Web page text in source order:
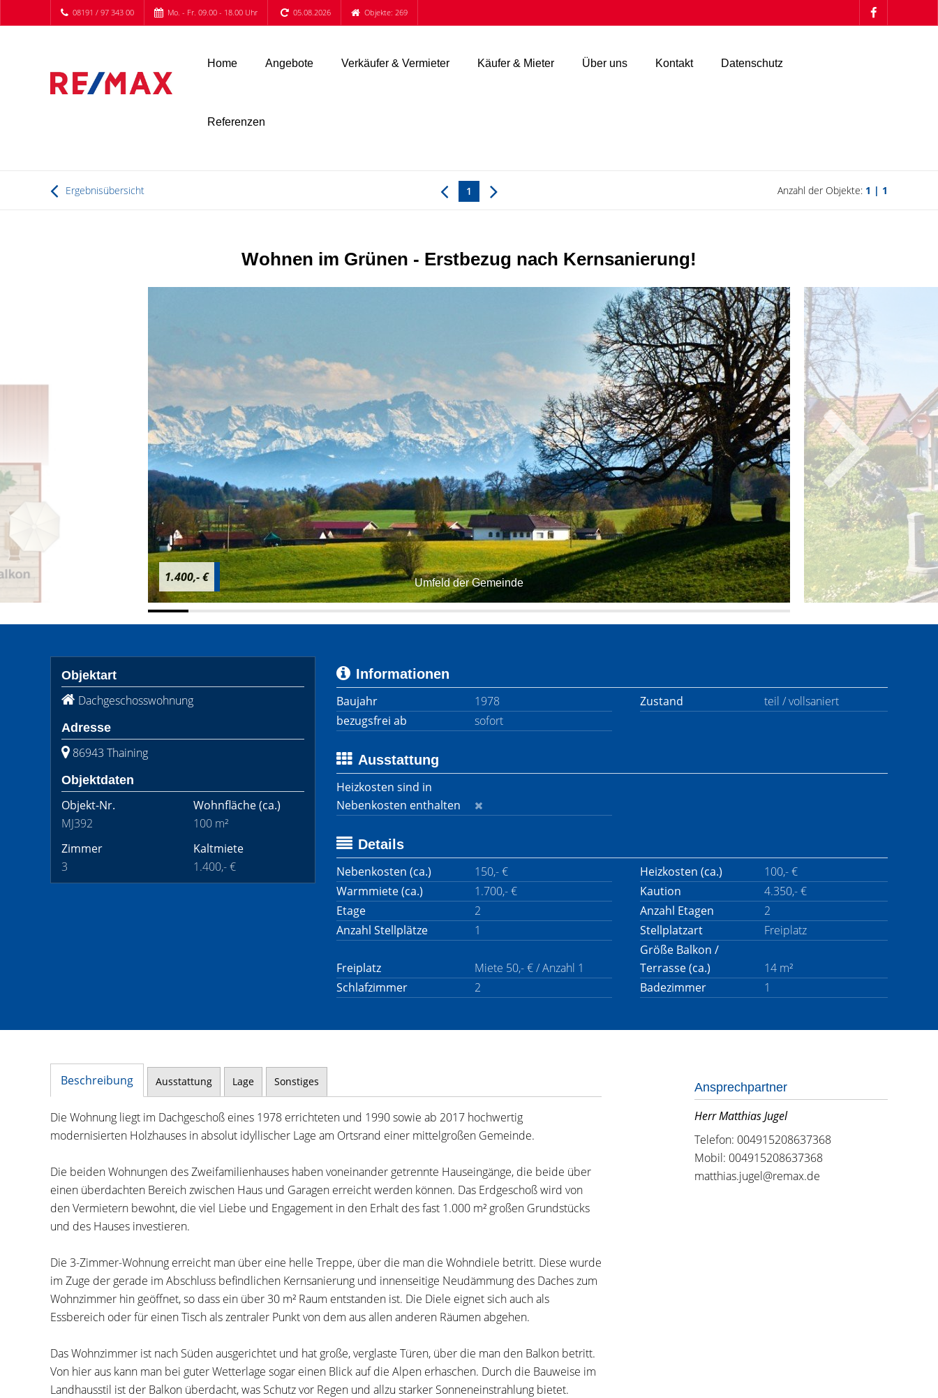
08191 / 97 343 00 Mo. - Fr. 09.00 - 18.00 Uhr 05.08.2026 Objekte: 269
Home Angebote Verkäufer & Vermieter Käufer & Mieter Über uns Kontakt Datenschutz
Referenzen
Ergebnisübersicht 1 Anzahl der Objekte: 1 | 1
Wohnen im Grünen - Erstbezug nach Kernsanierung!
Umfeld der Gemeinde
1.400,- €
Objektart
Dachgeschosswohnung
Adresse
86943 Thaining
Objektdaten
Objekt-Nr.
MJ392
Wohnfläche(ca.)
100 m²
Zimmer
3
Kaltmiete
1.400,- €
Informationen
Baujahr
1978 Zustand
teil / vollsaniert
bezugsfrei ab
sofort
Ausstattung
Heizkosten sind in
Nebenkosten enthalten
Details
Nebenkosten (ca.)
150,- € Heizkosten (ca.)
100,- €
Warmmiete (ca.)
1.700,- € Kaution
4.350,- €
Etage
2 Anzahl Etagen
2
Anzahl Stellplätze
1 Stellplatzart Freiplatz
Freiplatz Miete 50,- € / Anzahl 1
Größe Balkon /
Terrasse (ca.)
14 m²
Schlafzimmer
2 Badezimmer 1
Beschreibung Ausstattung Lage Sonstiges
Die Wohnung liegt im Dachgeschoß eines 1978 errichteten und 1990 sowie ab 2017 hochwertig
modernisierten Holzhauses in absolut idyllischer Lage am Ortsrand einer mittelgroßen Gemeinde.
Die beiden Wohnungen des Zweifamilienhauses haben voneinander getrennte Hauseingänge, die beide über
einen überdachten Bereich zwischen Haus und Garagen erreicht werden können. Das Erdgeschoß wird von
den Vermietern bewohnt, die viel Liebe und Engagement in den Erhalt des fast 1.000 m² großen Grundstücks
und des Hauses investieren.
Die 3-Zimmer-Wohnung erreicht man über eine helle Treppe, über die man die Wohndiele betritt. Diese wurde
im Zuge der gerade im Abschluss befindlichen Kernsanierung und innenseitige Neudämmung des Daches zum
Wohnzimmer hin geöffnet, so dass ein über 30 m² Raum entstanden ist. Die Diele eignet sich auch als
Essbereich oder für einen Tisch als zentraler Punkt von dem aus allen anderen Räumen abgehen.
Das Wohnzimmer ist nach Süden ausgerichtet und hat große, verglaste Türen, über die man den Balkon betritt.
Von hier aus kann man bei guter Wetterlage sogar einen Blick auf die Alpen erhaschen. Durch die Bauweise im
Landhausstil ist der Balkon überdacht, was Schutz vor Regen und allzu starker Sonneneinstrahlung bietet.
Ansprechpartner
Herr Matthias Jugel
Telefon: 004915208637368
Mobil: 004915208637368
matthias.jugel@remax.de